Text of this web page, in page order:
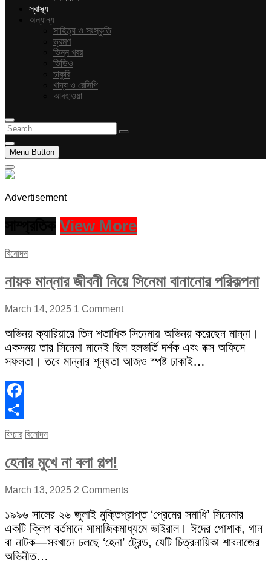
স্বাস্থ্য
অন্যান্য
সাহিত্য ও সংস্কৃতি
ভ্রমণ
ভিন্ন খবর
ভিডিও
চাকুরি
খাদ্য ও রেসিপি
আবহাওয়া
Search
…
Menu Button
Advertisement
View More
বিনোদন
নায়ক মান্নার জীবনী নিয়ে সিনেমা বানানোর পরিকল্পনা
March 14, 2025 1 Comment
অভিনয় ক্যারিয়ারে তিন শতাধিক সিনেমায় অভিনয় করেছেন মান্না।
একসময় তার সিনেমা মানেই ছিল হলভর্তি দর্শক এবং বক্স অফিসে
সফলতা। তবে মান্নার শূন্যতা আজও স্পষ্ট ঢাকাই…
Facebook
Share
ফিচার বিনোদন
হেনার মুখে না বলা গল্প!
March 13, 2025 2 Comments
১৯৯৬ সালের ২৬ জুলাই মুক্তিপ্রাপ্ত ‘প্রেমের সমাধি’ সিনেমার
একটি ক্লিপ বর্তমানে সামাজিকমাধ্যমে ভাইরাল। ঈদের পোশাক, গান
বা নাটক—সবখানে চলছে ‘হেনা’ ট্রেন্ড, যেটি চিত্রনায়িকা শাবনাজের
অভিনীত…